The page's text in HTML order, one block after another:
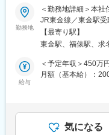
・先端技術に積極投
もに、事業成長及び
に、投資を拡大す
の飛躍に向けた事業
＼＼本求人の魅力・
（1）全IT業務の内
に挑戦することが
ができます。
いただきます。
■業務概要/詳細：
既存法人顧客を訪
ドバイスを行いま
客様のニーズに対応
【具体的な業務内容
・月次訪問による会
・相続税申告の資料
会計ソフト：TKC
勤務地
＜勤務地詳細＞本社
JR東金線／東金駅
の定める事業所
【最寄り駅】
東金駅、福俵駅、求
給与
＜予定年収＞450万
月額（基本給）：
は個人によって異
社いただいた方に
気になる